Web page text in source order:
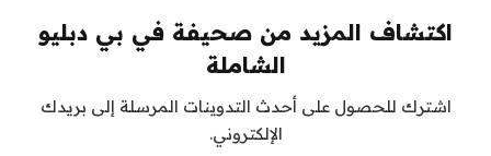
اكتشاف المزيد من صحيفة في بي دبليو
الشاملة
اشترك للحصول على أحدث التدوينات المرسلة إلى بريدك
الإلكتروني.